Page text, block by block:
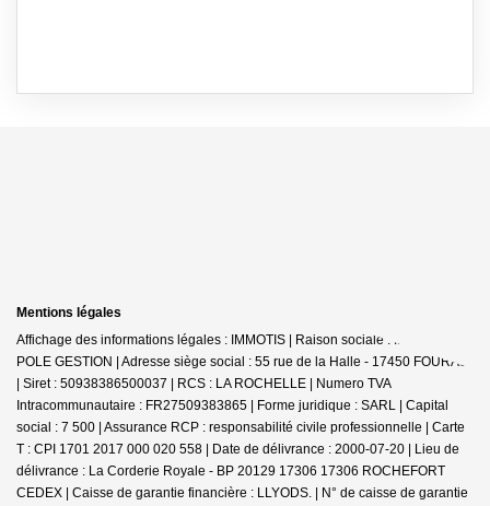
Mentions légales
Affichage des informations légales : IMMOTIS | Raison sociale : IMMOTIS
POLE GESTION | Adresse siège social : 55 rue de la Halle - 17450 FOURAS
| Siret : 50938386500037 | RCS : LA ROCHELLE | Numero TVA
Intracommunautaire : FR27509383865 | Forme juridique : SARL | Capital
social : 7 500 | Assurance RCP : responsabilité civile professionnelle | Carte
T : CPI 1701 2017 000 020 558 | Date de délivrance : 2000-07-20 | Lieu de
délivrance : La Corderie Royale - BP 20129 17306 17306 ROCHEFORT
CEDEX | Caisse de garantie financière : LLYODS. | N° de caisse de garantie